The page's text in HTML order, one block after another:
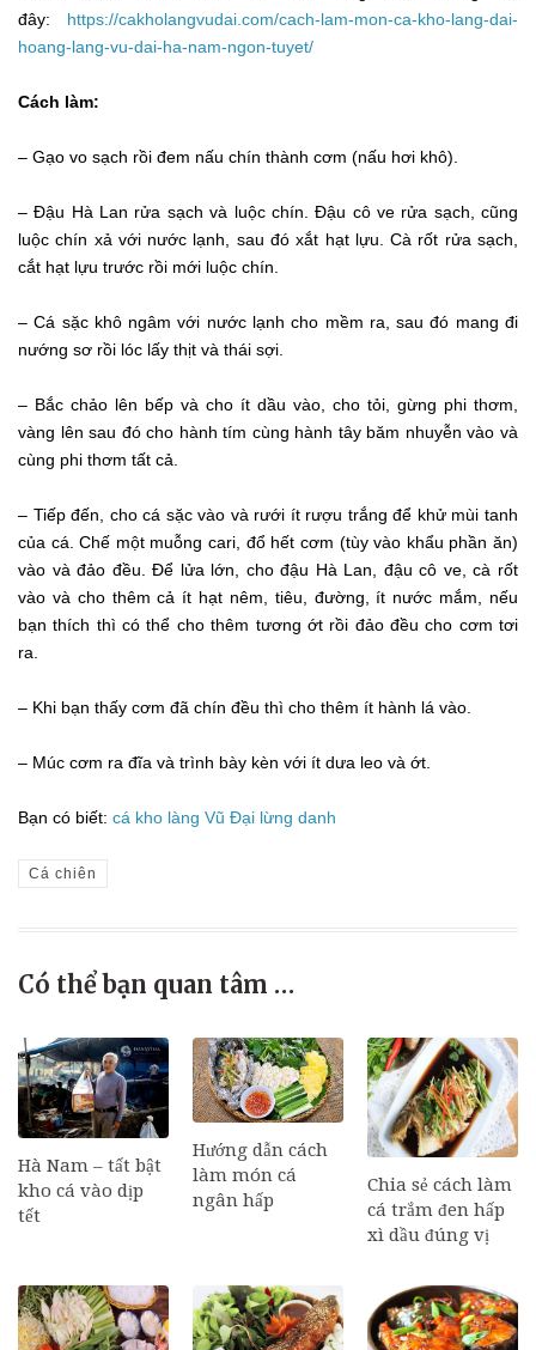
đây: https://cakholangvudai.com/cach-lam-mon-ca-kho-lang-dai-
hoang-lang-vu-dai-ha-nam-ngon-tuyet/
Cách làm:
– Gạo vo sạch rồi đem nấu chín thành cơm (nấu hơi khô).
– Đậu Hà Lan rửa sạch và luộc chín. Đậu cô ve rửa sạch, cũng
luộc chín xả với nước lạnh, sau đó xắt hạt lựu. Cà rốt rửa sạch,
cắt hạt lựu trước rồi mới luộc chín.
– Cá sặc khô ngâm với nước lạnh cho mềm ra, sau đó mang đi
nướng sơ rồi lóc lấy thịt và thái sợi.
– Bắc chảo lên bếp và cho ít dầu vào, cho tỏi, gừng phi thơm,
vàng lên sau đó cho hành tím cùng hành tây băm nhuyễn vào và
cùng phi thơm tất cả.
– Tiếp đến, cho cá sặc vào và rưới ít rượu trắng để khử mùi tanh
của cá. Chế một muỗng cari, đổ hết cơm (tùy vào khẩu phần ăn)
vào và đảo đều. Để lửa lớn, cho đậu Hà Lan, đậu cô ve, cà rốt
vào và cho thêm cả ít hạt nêm, tiêu, đường, ít nước mắm, nếu
bạn thích thì có thể cho thêm tương ớt rồi đảo đều cho cơm tơi
ra.
– Khi bạn thấy cơm đã chín đều thì cho thêm ít hành lá vào.
– Múc cơm ra đĩa và trình bày kèn với ít dưa leo và ớt.
Bạn có biết: cá kho làng Vũ Đại lừng danh
Cá chiên
Có thể bạn quan tâm …
Hà Nam – tất bật
kho cá vào dịp
tết
Hướng dẫn cách
làm món cá
ngân hấp
Chia sẻ cách làm
cá trắm đen hấp
xì dầu đúng vị